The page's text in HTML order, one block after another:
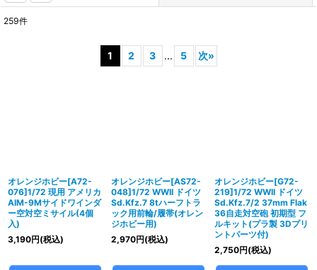
絞り込む
259件
1 2 3 ... 5 次»
オレンジホビー[A72-
076]1/72 現用 アメリカ
AIM-9Mサイドワインダ
ー空対空ミサイル(4個
入)
3,190円(税込)
オレンジホビー[AS72-
048]1/72 WWII ドイツ
Sd.Kfz.7 8tハーフトラ
ック用前輪/履帯(オレン
ジホビー用)
2,970円(税込)
オレンジホビー[G72-
219]1/72 WWII ドイツ
Sd.Kfz.7/2 37mm Flak
36自走対空砲 初期型 フ
ルキット(プラ製 3Dプリ
ントパーツ付)
2,750円(税込)